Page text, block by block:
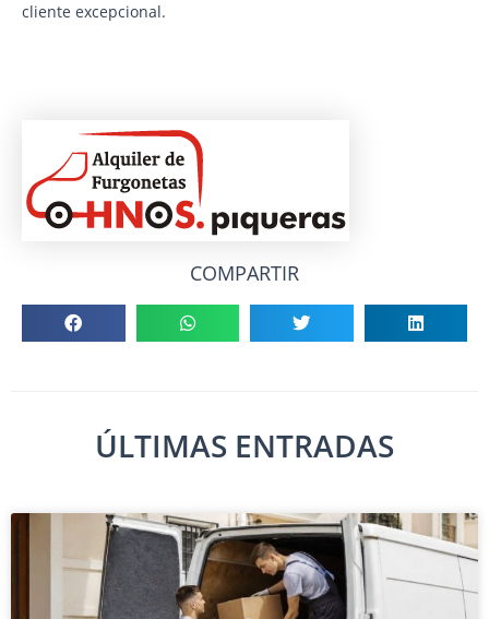
cliente excepcional.
COMPARTIR
ÚLTIMAS ENTRADAS